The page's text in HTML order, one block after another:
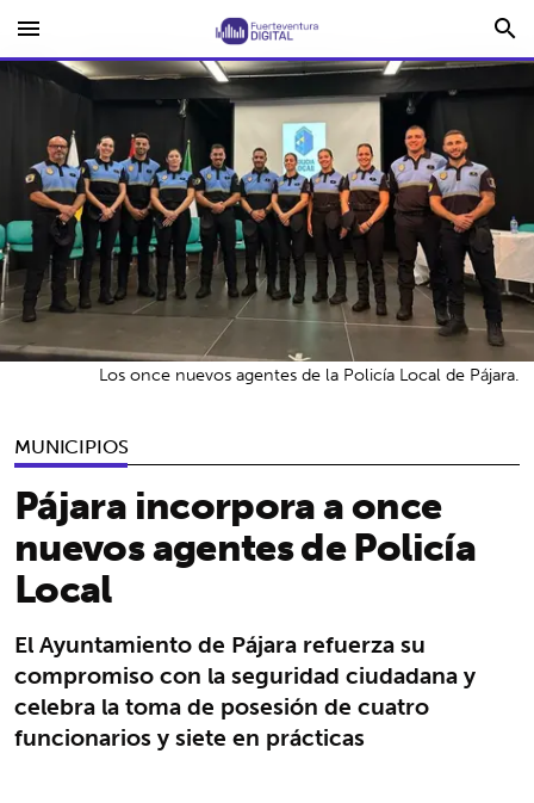
menu search
MUNICIPIOS
Pájara incorpora a once
nuevos agentes de Policía
Local
El Ayuntamiento de Pájara refuerza su
compromiso con la seguridad ciudadana y
celebra la toma de posesión de cuatro
funcionarios y siete en prácticas
Los once nuevos agentes de la Policía Local de Pájara.